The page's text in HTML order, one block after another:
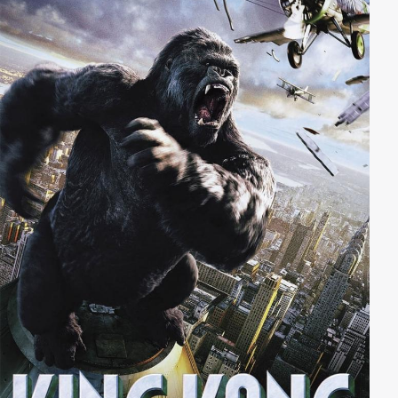
dass etwas viel Größeres vertuscht wird, wenig später
muss der gerade noch so staatstreue Leo flüchten.
Zusammen mit seiner Frau Raisa geht er in ein kleines
Dorf im Uralgebirge. Aber nachdem ein weiteres Kind
tot aufgefunden wird, verschlimmert sich die Situation
für das Ehepaar rapide ...